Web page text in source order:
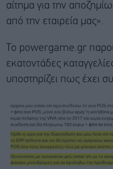
αίτημα για την
από την εταιρεία μας».
Το powergame.gr
εκατοντάδες
υποστηρίζει πως έχει